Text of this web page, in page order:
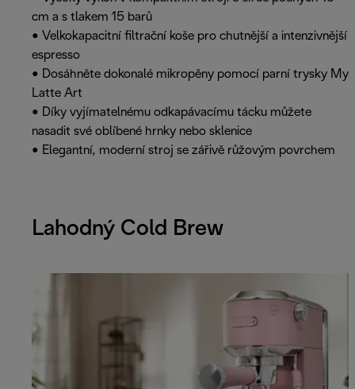
cm a s tlakem 15 barů
• Velkokapacitní filtrační koše pro chutnější a intenzivnější
espresso
• Dosáhněte dokonalé mikropěny pomocí parní trysky My
Latte Art
• Díky vyjímatelnému odkapávacímu tácku můžete
nasadit své oblíbené hrnky nebo sklenice
• Elegantní, moderní stroj se zářivě růžovým povrchem
Lahodný Cold Brew